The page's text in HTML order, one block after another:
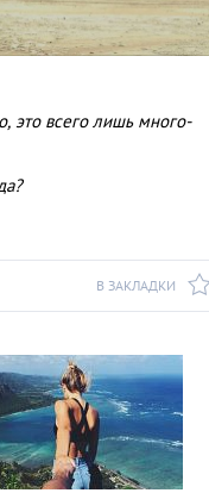
это всего лишь много-
В ЗАКЛАДКИ